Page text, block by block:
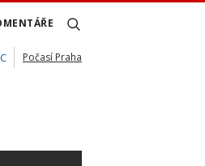
Počasí Praha